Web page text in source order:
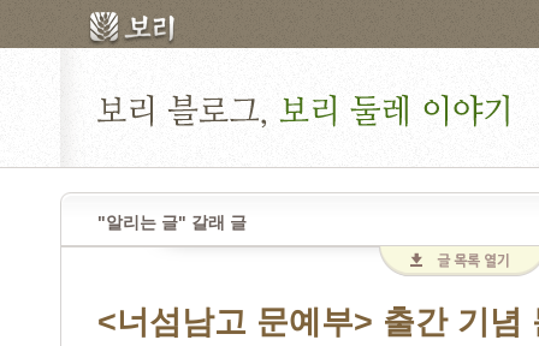
"알리는 글" 갈래 글
<너섬남고 문예부> 출간 기념